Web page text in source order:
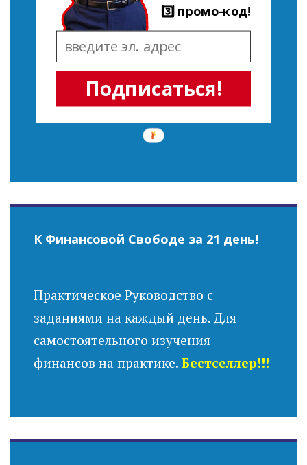
Подписаться!
3️⃣ промо-код!
К Финансовой Свободе за 21 день!
Практическое Руководство с
заданиями на каждый день. Для
самостоятельного изучения
финансов на практике. Бестселлер!!!